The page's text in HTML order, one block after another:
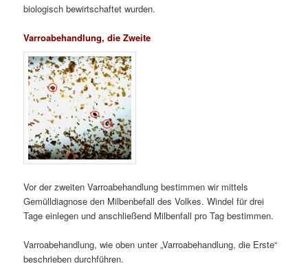
biologisch bewirtschaftet wurden.
Varroabehandlung, die Zweite
Vor der zweiten Varroabehandlung bestimmen wir mittels
Gemülldiagnose den Milbenbefall des Volkes. Windel für drei
Tage einlegen und anschließend Milbenfall pro Tag bestimmen.
Varroabehandlung, wie oben unter „Varroabehandlung, die Erste“
beschrieben durchführen.